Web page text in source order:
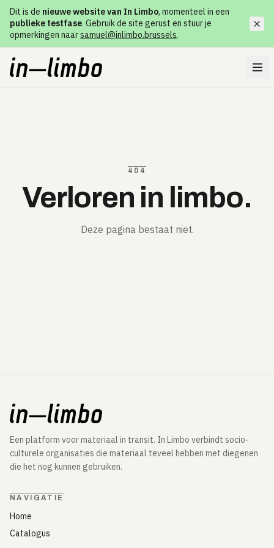
Dit is de nieuwe website van In Limbo, momenteel in een
publieke testfase. Gebruik de site gerust en stuur je
opmerkingen naarsamuel@inlimbo.brussels.
404
Verloren in limbo.
Deze pagina bestaat niet.
Een platform voor materiaal in transit. In Limbo verbindt socio-
culturele organisaties die materiaal teveel hebben met diegenen
die het nog kunnen gebruiken.
NAVIGATIE
Home
Catalogus